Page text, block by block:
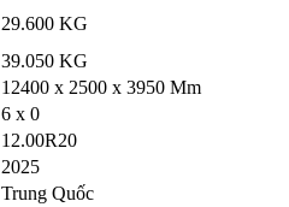
29.600 KG
39.050 KG
12400 x 2500 x 3950 Mm
6 x 0
12.00R20
2025
Trung Quốc